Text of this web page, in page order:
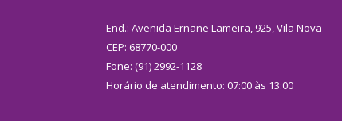
End.: Avenida Ernane Lameira, 925, Vila Nova
CEP: 68770-000
Fone: (91) 2992-1128
Horário de atendimento: 07:00 às 13:00